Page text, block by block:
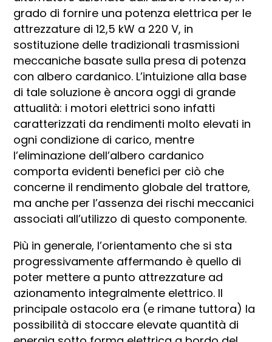
grado di fornire una potenza elettrica per le
attrezzature di 12,5 kW a 220 V, in
sostituzione delle tradizionali trasmissioni
meccaniche basate sulla presa di potenza
con albero cardanico. L’intuizione alla base
di tale soluzione è ancora oggi di grande
attualità: i motori elettrici sono infatti
caratterizzati da rendimenti molto elevati in
ogni condizione di carico, mentre
l’eliminazione dell’albero cardanico
comporta evidenti benefici per ciò che
concerne il rendimento globale del trattore,
ma anche per l’assenza dei rischi meccanici
associati all’utilizzo di questo componente.
Più in generale, l’orientamento che si sta
progressivamente affermando è quello di
poter mettere a punto attrezzature ad
azionamento integralmente elettrico. Il
principale ostacolo era (e rimane tuttora) la
possibilità di stoccare elevate quantità di